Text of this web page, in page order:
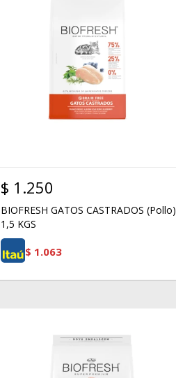
$ 1.250
BIOFRESH GATOS CASTRADOS (Pollo)
1,5 KGS
$ 1.063